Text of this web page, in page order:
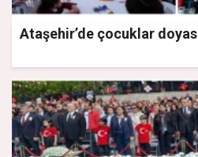
Ataşehir’de çocuklar